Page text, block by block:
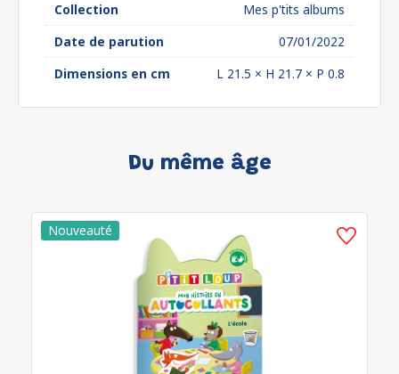
Collection
Mes p'tits albums
Date de parution
07/01/2022
Dimensions en cm
L 21.5 × H 21.7 × P 0.8
Du même âge